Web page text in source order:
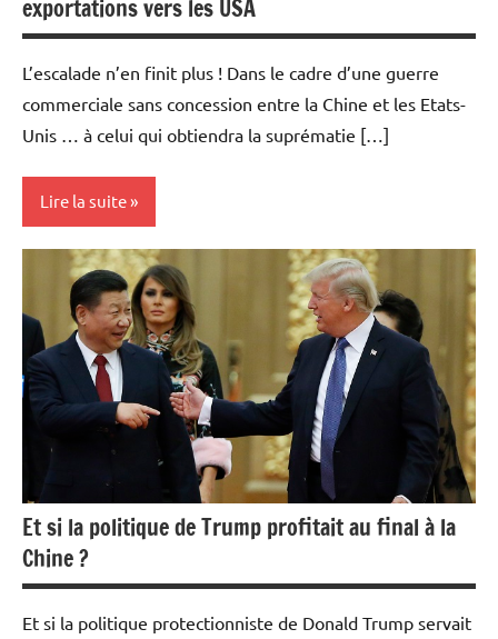
exportations vers les USA
L’escalade n’en finit plus ! Dans le cadre d’une guerre
commerciale sans concession entre la Chine et les Etats-
Unis … à celui qui obtiendra la suprématie […]
Lire la suite
Actualités
Economie
Et si la politique de Trump profitait au final à la
Chine ?
Et si la politique protectionniste de Donald Trump servait